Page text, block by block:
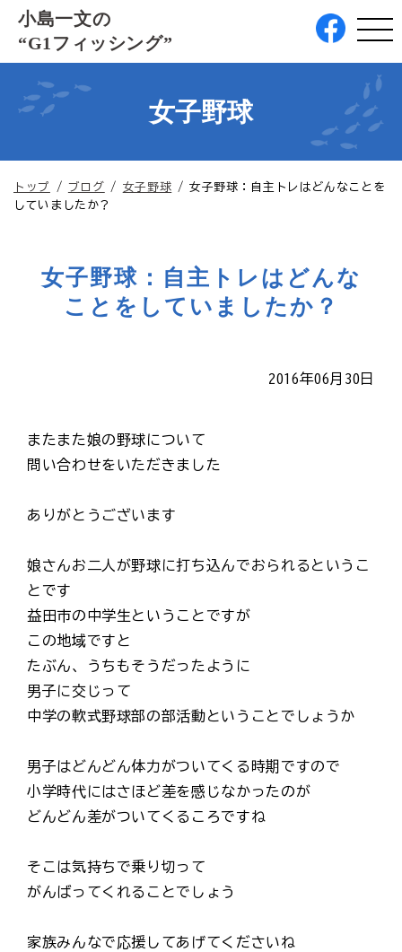
このページの本文へ
小島一文の
“G1フィッシング”
女子野球
現
在
トップ / ブログ / 女子野球 /女子野球：自主トレはどんなことを
していましたか？
女子野球：自主トレはどんな
ことをしていましたか？
2016年06月30日
またまた娘の野球について
問い合わせをいただきました
ありがとうございます
娘さんお二人が野球に打ち込んでおられるというこ
とです
益田市の中学生ということですが
この地域ですと
たぶん、うちもそうだったように
男子に交じって
中学の軟式野球部の部活動ということでしょうか
男子はどんどん体力がついてくる時期ですので
小学時代にはさほど差を感じなかったのが
どんどん差がついてくるころですね
そこは気持ちで乗り切って
がんばってくれることでしょう
家族みんなで応援してあげてくださいね